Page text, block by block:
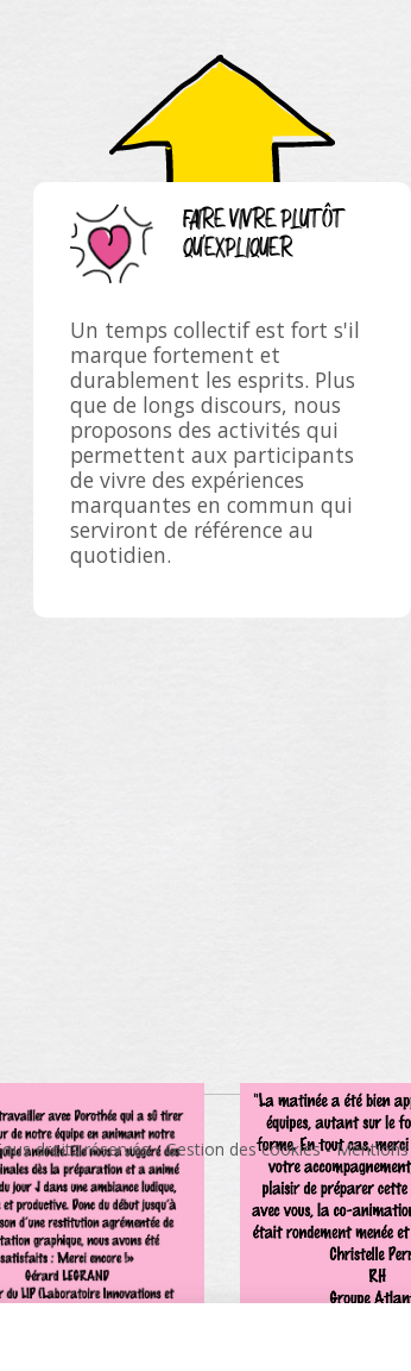
FAIRE VIVRE PLUTÔT
QU'EXPLIQUER
Un temps collectif est fort s'il
marque fortement et
durablement les esprits. Plus
que de longs discours, nous
proposons des activités qui
permettent aux participants
de vivre des expériences
marquantes en commun qui
serviront de référence au
quotidien.
droits réservés -Gestion des cookies Mentions